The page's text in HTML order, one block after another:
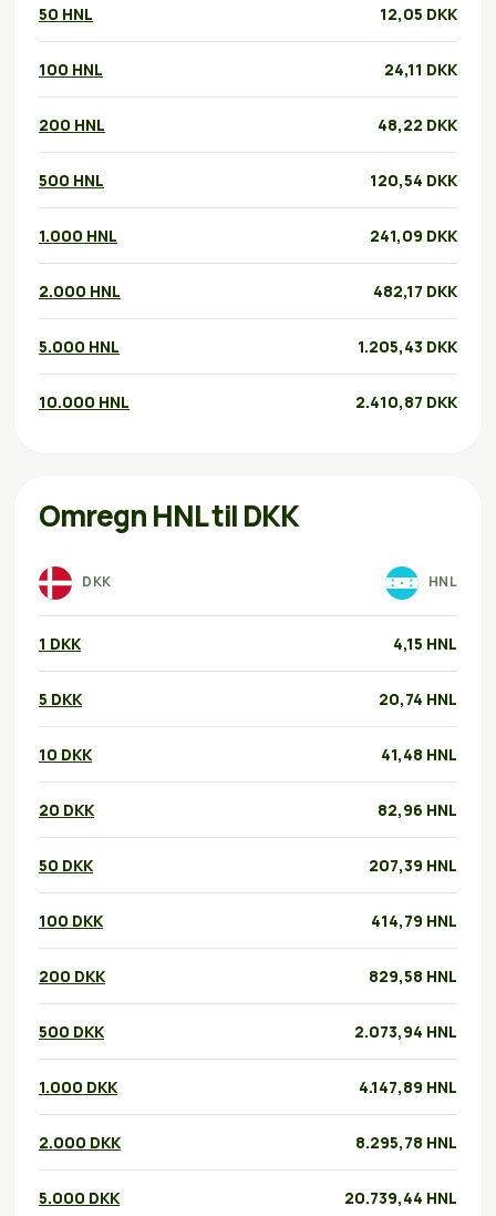
50 HNL 12,05 DKK
100 HNL 24,11 DKK
200 HNL 48,22 DKK
500 HNL 120,54 DKK
1.000 HNL 241,09 DKK
2.000 HNL 482,17 DKK
5.000 HNL 1.205,43 DKK
10.000 HNL 2.410,87 DKK
Omregn HNL til DKK
DKK HNL
1 DKK 4,15 HNL
5 DKK 20,74 HNL
10 DKK 41,48 HNL
20 DKK 82,96 HNL
50 DKK 207,39 HNL
100 DKK 414,79 HNL
200 DKK 829,58 HNL
500 DKK 2.073,94 HNL
1.000 DKK 4.147,89 HNL
2.000 DKK 8.295,78 HNL
5.000 DKK 20.739,44 HNL